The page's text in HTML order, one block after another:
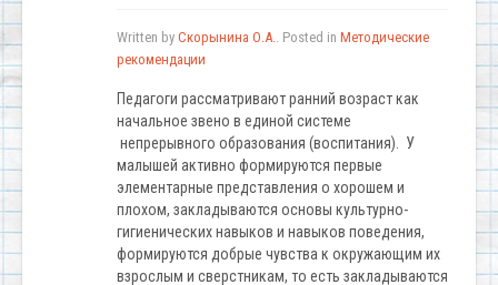
Written by Скорынина О.А.. Posted in Методические
рекомендации
Педагоги рассматривают ранний возраст как
начальное звено в единой системе
непрерывного образования (воспитания). У
малышей активно формируются первые
элементарные представления о хорошем и
плохом, закладываются основы культурно-
гигиенических навыков и навыков поведения,
формируются добрые чувства к окружающим их
взрослым и сверстникам, то есть закладываются